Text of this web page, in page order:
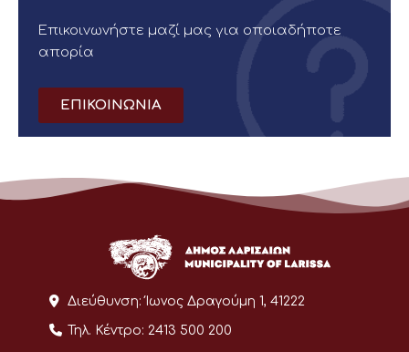
Επικοινωνήστε μαζί μας για οποιαδήποτε
απορία
ΕΠΙΚΟΙΝΩΝΙΑ
Διεύθυνση: Ίωνος Δραγούμη 1, 41222
Τηλ. Κέντρο: 2413 500 200